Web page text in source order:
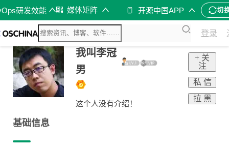
研发效能 媒体矩阵 开源中国APP 切
登录
我叫李冠
男
这个人没有介绍！
+ 关
注
私 信
拉 黑
基础信息